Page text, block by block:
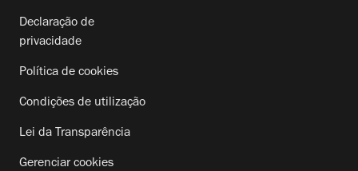
Declaração de
privacidade
Política de cookies
Condições de utilização
Lei da Transparência
Gerenciar cookies